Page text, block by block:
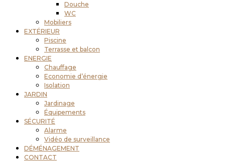
Douche
WC
Mobiliers
EXTÉRIEUR
Piscine
Terrasse et balcon
ENERGIE
Chauffage
Economie d’énergie
Isolation
JARDIN
Jardinage
Équipements
SÉCURITÉ
Alarme
Vidéo de surveillance
DÉMÉNAGEMENT
CONTACT